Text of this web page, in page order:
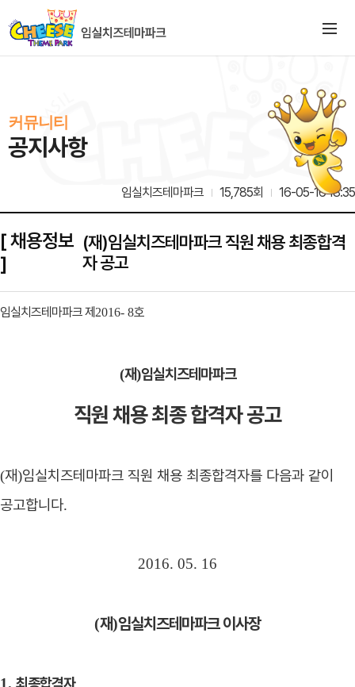
커뮤니티
공지사항
임실치즈테마파크 15,785회 16-05-16 18:35
[ 채용정보
]
(재)임실치즈테마파크 직원 채용 최종합격
자 공고
임실치즈테마파크 제 2016- 8호
(재)임실치즈테마파크
직원 채용 최종 합격자 공고
(재)임실치즈테마파크 직원 채용 최종합격자를 다음과 같이
공고합니다.
2016. 05. 16
(재)임실치즈테마파크 이사장
1. 최종합격자